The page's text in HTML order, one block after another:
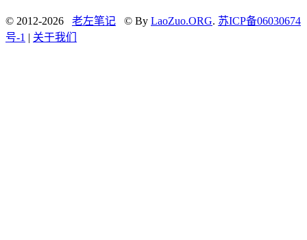
© 2012-2026 老左笔记 © By LaoZuo.ORG. 苏ICP备06030674
号-1 | 关于我们